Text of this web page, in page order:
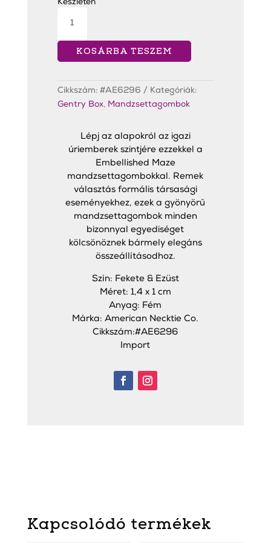
Készleten
Maze
Mandzsettagombok
mennyiség
KOSÁRBA TESZEM
Cikkszám: #AE6296
Kategóriák:
Gentry Box, Mandzsettagombok
Lépj az alapokról az igazi
úriemberek szintjére ezzekkel a
Embellished Maze
mandzsettagombokkal. Remek
választás formális társasági
eseményekhez, ezek a gyönyörű
mandzsettagombok minden
bizonnyal egyediséget
kölcsönöznek bármely elegáns
összeállításodhoz.
Szín: Fekete & Ezüst
Méret: 1,4 x 1 cm
Anyag: Fém
Márka: American Necktie Co.
Cikkszám:#AE6296
Import
Kapcsolódó termékek